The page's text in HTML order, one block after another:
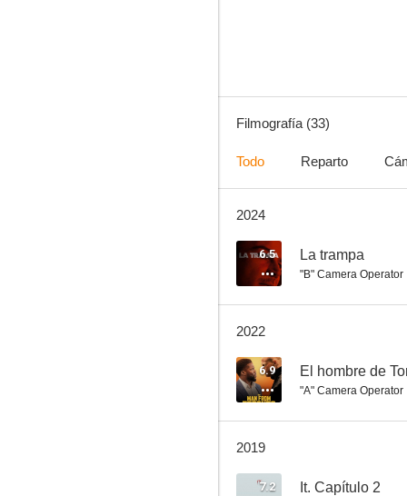
Filmografía (33)
Todo Reparto
2024
6.5 La trampa
"B" Camera Operator
2022
6.9 El hombre de
"A" Camera Operator
2019
7.2 It. Capítulo 2